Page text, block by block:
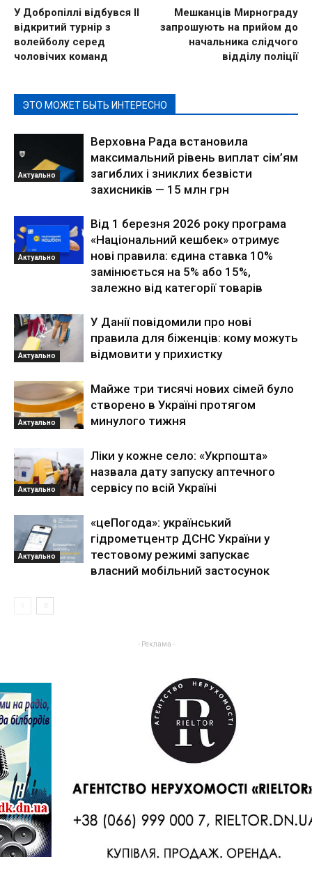
У Добропіллі відбувся ІІ
відкритий турнір з
волейболу серед
чоловічих команд
Мешканців Мирнограду
запрошують на прийом до
начальника слідчого
відділу поліції
ЭТО МОЖЕТ БЫТЬ ИНТЕРЕСНО
Актуально
Верховна Рада встановила
максимальний рівень виплат сім’ям
загиблих і зниклих безвісти
захисників — 15 млн грн
Актуально
Від 1 березня 2026 року програма
«Національний кешбек» отримує
нові правила: єдина ставка 10%
замінюється на 5% або 15%,
залежно від категорії товарів
Актуально
У Данії повідомили про нові
правила для біженців: кому можуть
відмовити у прихистку
Актуально
Майже три тисячі нових сімей було
створено в Україні протягом
минулого тижня
Актуально
Ліки у кожне село: «Укрпошта»
назвала дату запуску аптечного
сервісу по всій Україні
Актуально
«цеПогода»: український
гідрометцентр ДСНС України у
тестовому режимі запускає
власний мобільний застосунок
- Реклама -